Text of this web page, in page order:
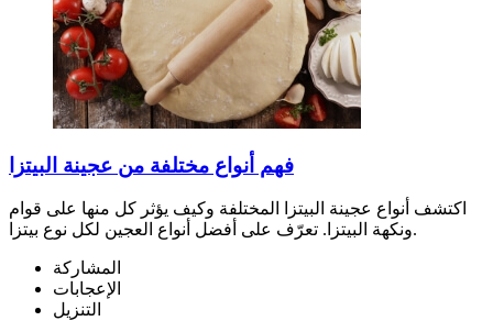
فهم أنواع مختلفة من عجينة البيتزا
اكتشف أنواع عجينة البيتزا المختلفة وكيف يؤثر كل منها على قوام
ونكهة البيتزا. تعرّف على أفضل أنواع العجين لكل نوع بيتزا.
المشاركة
الإعجابات
التنزيل